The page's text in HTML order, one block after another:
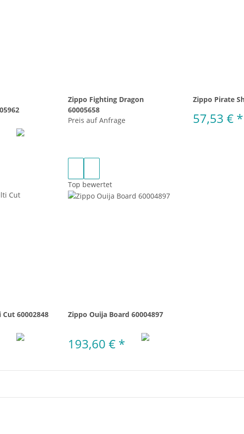
Zippo Fighting Dragon
60005658
Preis auf Anfrage
Zippo Pirate
57,53 € *
60002848
Top bewertet
Zippo Ouija Board 60004897
193,60 € *